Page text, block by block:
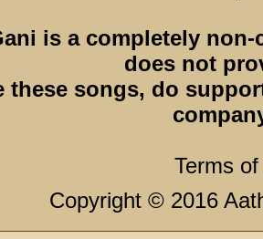
is a completely
does not
these songs, do
Terms
Copyright © 2016